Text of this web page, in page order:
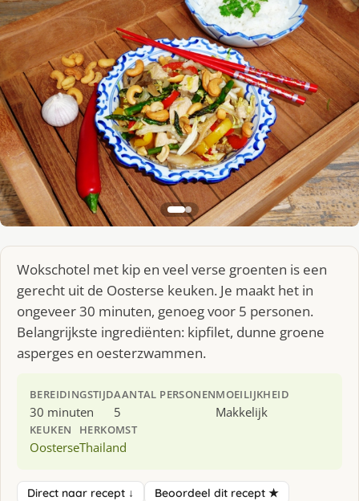
Wokschotel met kip en veel verse groenten is een
gerecht uit de Oosterse keuken. Je maakt het in
ongeveer 30 minuten, genoeg voor 5 personen.
Belangrijkste ingrediënten: kipfilet, dunne groene
asperges en oesterzwammen.
BEREIDINGSTIJD
30 minuten
AANTAL PERSONEN
5
MOEILIJKHEID
Makkelijk
KEUKEN
Oosterse
HERKOMST
Thailand
Direct naar recept ↓ Beoordeel dit recept ★